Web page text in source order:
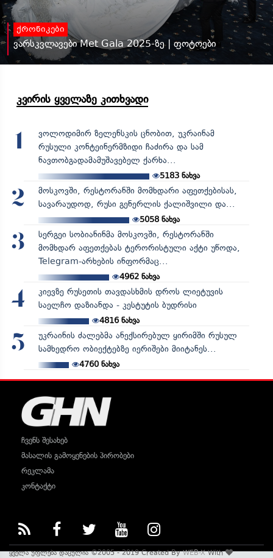
ქრონიკები
ვარსკვლავები Met Gala 2025-ზე | ფოტოები
კვირის ყველაზე კითხვადი
1
ვოლოდიმირ ზელენსკის ცნობით, უკრაინამ
რუსული კონტეინერმზიდი ჩაძირა და სამ
ნავთობგადამამუშავებელ ქარხა...
5183 ნახვა
2
მოსკოვში, რესტორანში მომხდარი აფეთქებისას,
სავარაუდოდ, რუსი გენერლის ქალიშვილი და...
5058ნახვა
3
სერგეი სობიანინმა მოსკოვში, რესტორანში
მომხდარ აფეთქებას ტერორისტული აქტი უწოდა,
Telegram-არხების ინფორმაც...
4962ნახვა
4
კიევზე რუსეთის თავდასხმის დროს ლიეტუვის
საელჩო დაზიანდა - კესტუტის ბუდრისი
4816ნახვა
5
უკრაინის ძალებმა ანექსირებულ ყირიმში რუსულ
სამხედრო ობიექტებზე იერიშები მიიტანეს...
4760ნახვა
ჩვენს შესახებ
მასალის გამოყენების პირობები
რეკლამა
კონტაქტი
ყველა უფლება დაცულია ©2005 - 2019 Created ByWEB-XWith